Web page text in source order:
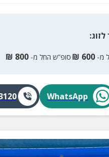
לזוג:
מ- 600
₪ סופ”ש החל מ- 800
₪
WhatsApp